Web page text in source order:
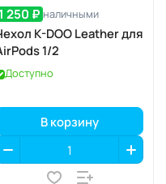
1 250 ₽ наличными
K-DOO Leather для
1/2
Доступно
В корзину